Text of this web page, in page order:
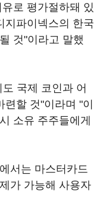
로 평가절하돼 있
지파이넥스의 한국
것"이라고 말했
국제 코인과 어
할 것"이라며 "이
소유 주주들에게
서는 마스터카드
가 가능해 사용자